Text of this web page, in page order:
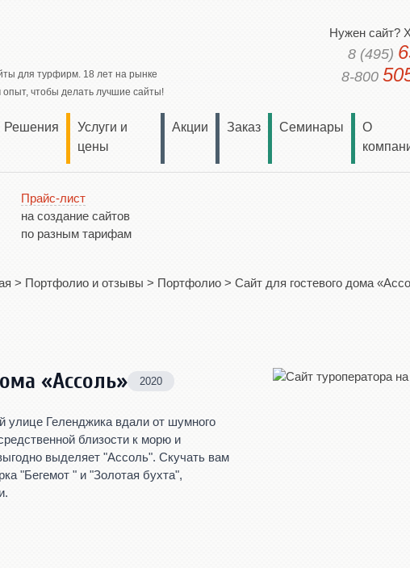
для турфирм. 18 лет на рынке
чтобы делать лучшие сайты!
Нужен сайт?
8 (495)
8-800
Решения
Услуги и
цены
Акции Заказ Cеминары
О
Прайс-лист
на создание сайтов
по разным тарифам
> Портфолио и отзывы > Портфолио > Сайт для гостевого дома
«Ассоль» 2020
улице Геленджика вдали от шумного
близости к морю и
выделяет "Ассоль". Скучать вам
"Бегемот " и "Золотая бухта",